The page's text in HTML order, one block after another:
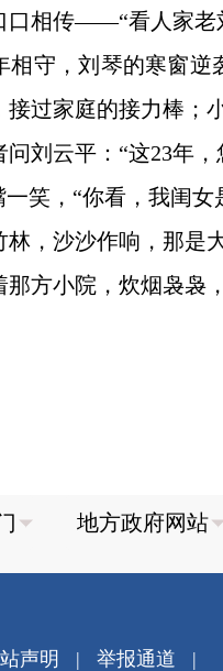
口相传——“看人家老
相守，刘琴的寒窗
过家庭的接力棒；
刘云平：“这23年
一笑，“你看，我闺
林，沙沙作响，那
那方小院，炊烟袅袅
声明 | 举报通道 |